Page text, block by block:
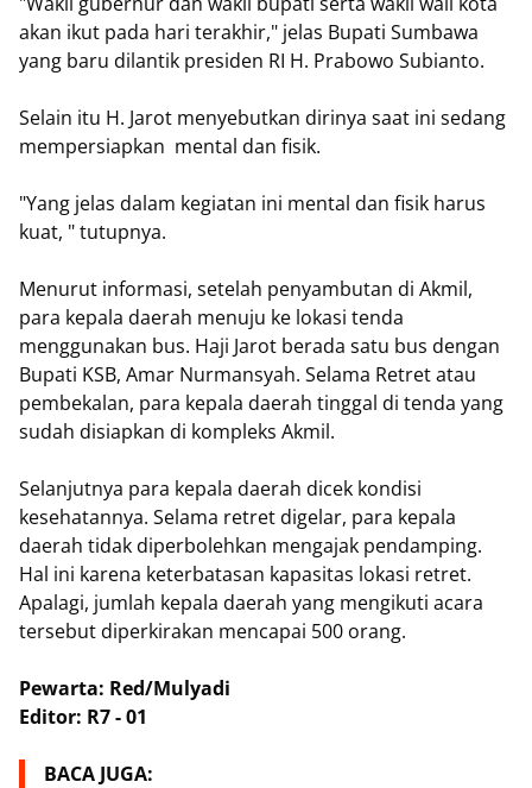
akan ikut pada hari terakhir," jelas Bupati Sumbawa
yang baru dilantik presiden RI H. Prabowo Subianto.
Selain itu H. Jarot menyebutkan dirinya saat ini sedang
mempersiapkan mental dan fisik.
"Yang jelas dalam kegiatan ini mental dan fisik harus
kuat, " tutupnya.
Menurut informasi, setelah penyambutan di Akmil,
para kepala daerah menuju ke lokasi tenda
menggunakan bus. Haji Jarot berada satu bus dengan
Bupati KSB, Amar Nurmansyah. Selama Retret atau
pembekalan, para kepala daerah tinggal di tenda yang
sudah disiapkan di kompleks Akmil.
Selanjutnya para kepala daerah dicek kondisi
kesehatannya. Selama retret digelar, para kepala
daerah tidak diperbolehkan mengajak pendamping.
Hal ini karena keterbatasan kapasitas lokasi retret.
Apalagi, jumlah kepala daerah yang mengikuti acara
tersebut diperkirakan mencapai 500 orang.
Pewarta: Red/Mulyadi
Editor: R7 - 01
BACA JUGA: